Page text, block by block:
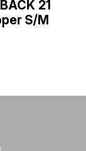
21
S/M